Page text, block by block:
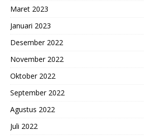
Maret 2023
Januari 2023
Desember 2022
November 2022
Oktober 2022
September 2022
Agustus 2022
Juli 2022